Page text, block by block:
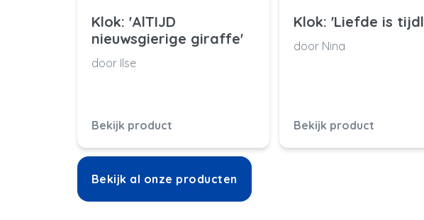
Klok: 'AlTIJD
nieuwsgierige giraffe'
door Ilse
Bekijk product
Klok: 'Liefde is
door Nina
Bekijk product
Bekijk al onze producten